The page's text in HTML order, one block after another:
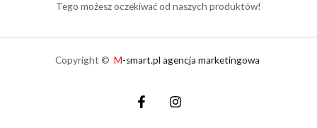
Tego możesz oczekiwać od naszych produktów!
Copyright © M-smart.pl agencja marketingowa